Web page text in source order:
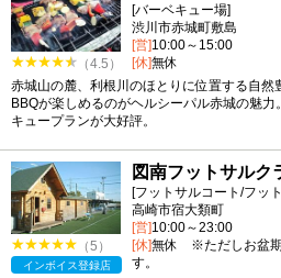
（4.5）
[バーベキュー場]
渋川市赤城町敷島
[営]10:00～15:00
[休]無休
赤城山の麓、利根川のほとりに位置する自然
BBQが楽しめるのがヘルシーパル赤城の魅
キュープランが大好評。
（5）
インボイス登録店
図南フットサルク
[フットサルコート/フッ
高崎市宿大類町
[営]10:00～23:00
[休]無休 ※ただしお盆期
す。